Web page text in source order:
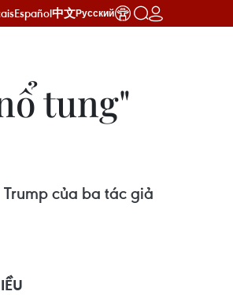
Español中文Русский
tung"
của ba tác giả